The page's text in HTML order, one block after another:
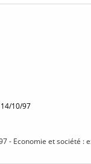
10/97
- Economie et société :